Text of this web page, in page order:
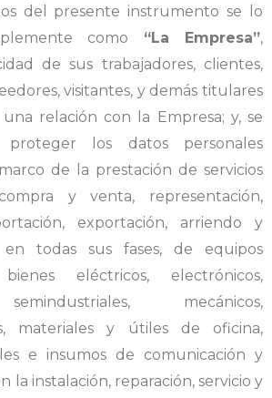
del presente instrumento se lo
como “La Empresa”,
de sus trabajadores, clientes,
visitantes, y demás titulares
relación con la Empresa; y, se
los datos personales
de la prestación de servicios
y venta, representación,
exportación, arriendo y
en todas sus fases, de equipos
eléctricos, electrónicos,
mecánicos,
materiales y útiles de oficina,
e insumos de comunicación y
la instalación, reparación, servicio y